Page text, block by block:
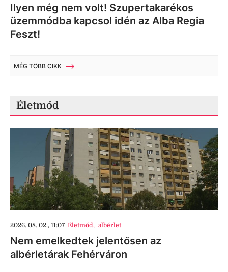
Ilyen még nem volt! Szupertakarékos
üzemmódba kapcsol idén az Alba Regia
Feszt!
MÉG TÖBB CIKK
Életmód
2026. 08. 02., 11:07 Életmód, albérlet
Nem emelkedtek jelentősen az
albérletárak Fehérváron